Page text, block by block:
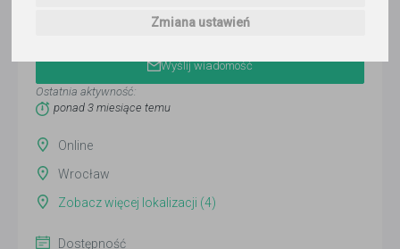
Zmiana ustawień
Wyślij wiadomość
Ostatnia aktywność:
ponad 3 miesiące temu
Online
Wrocław
Zobacz więcej lokalizacji (4)
Dostępność